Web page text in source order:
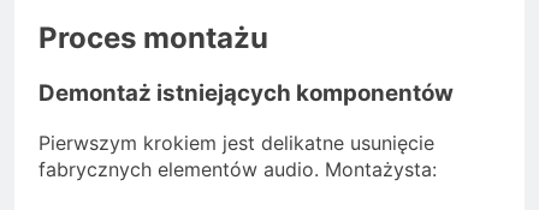
Proces montażu
Demontaż istniejących komponentów
Pierwszym krokiem jest delikatne usunięcie
fabrycznych elementów audio. Montażysta: